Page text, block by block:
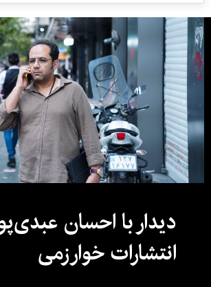
دیدار با احسان
انتشارات خوارزمی